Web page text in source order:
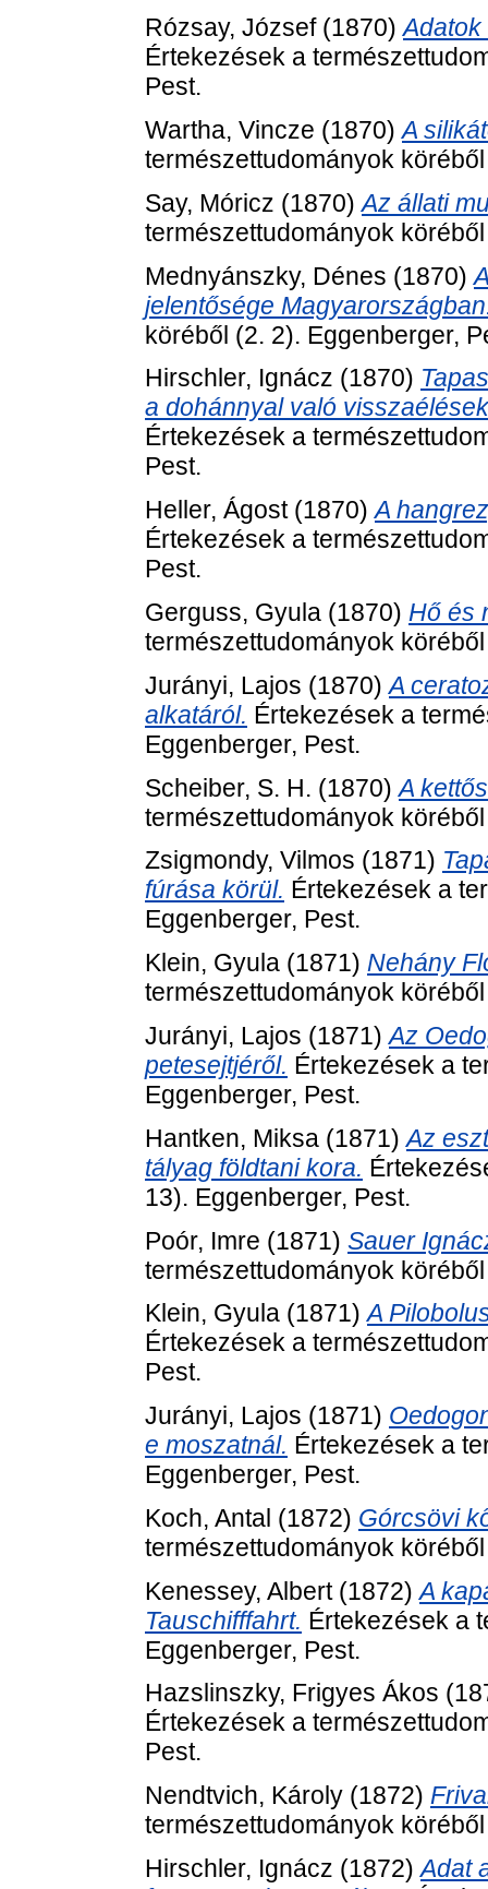
Rózsay, József(1870)
Értekezések a
Pest.
Wartha, Vincze (1870)A
természettudományok
Say, Móricz (1870)Az állati
természettudományok
Mednyánszky, Dénes (1870)
jelentősége
köréből (2. 2). Eggenberger,
Hirschler, Ignácz (1870)
a dohánnyal való
Értekezések a
Pest.
Heller, Ágost(1870)A
Értekezések a
Pest.
Gerguss, Gyula (1870) Hő és
természettudományok
Jurányi, Lajos (1870)A
alkatáról. Értekezések a
Eggenberger, Pest.
Scheiber, S. H. (1870)A
természettudományok
Zsigmondy, Vilmos (1871)
fúrása körül. Értekezések a
Eggenberger, Pest.
Klein, Gyula (1871) Nehány
természettudományok
Jurányi, Lajos (1871)Az
petesejtjéről. Értekezések a
Eggenberger, Pest.
Hantken, Miksa (1871)Az
tályag földtani kora.
13). Eggenberger, Pest.
Poór, Imre (1871) Sauer
természettudományok
Klein, Gyula (1871)A
Értekezések a
Pest.
Jurányi, Lajos (1871)
e moszatnál. Értekezések a
Eggenberger, Pest.
Koch, Antal (1872) Górcsövi
természettudományok
Kenessey, Albert(1872)A
Tauschifffahrt. Értekezések a
Eggenberger, Pest.
Hazslinszky, Frigyes Ákos
Értekezések a
Pest.
Nendtvich, Károly (1872)
természettudományok
Hirschler, Ignácz (1872)Adat